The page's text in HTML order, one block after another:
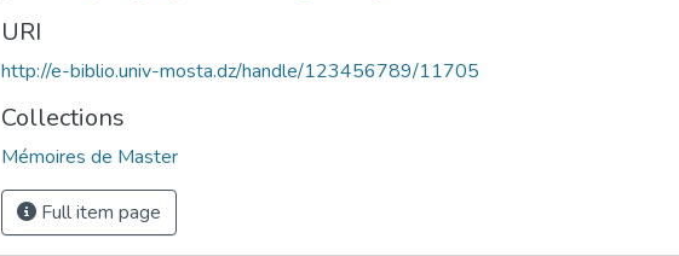
URI
http://e-biblio.univ-mosta.dz/handle/123456789/11705
Collections
Mémoires de Master
Full item page